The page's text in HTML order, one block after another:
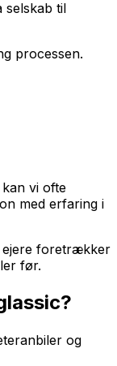
selskab til
processen.
vi ofte
med erfaring i
ejere foretrækker
før.
og